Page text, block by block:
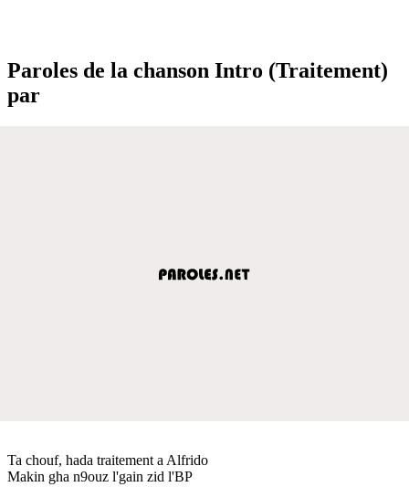
Paroles de la chanson Intro (Traitement)
par
Ta chouf, hada traitement a Alfrido
Makin gha n9ouz l'gain zid l'BP